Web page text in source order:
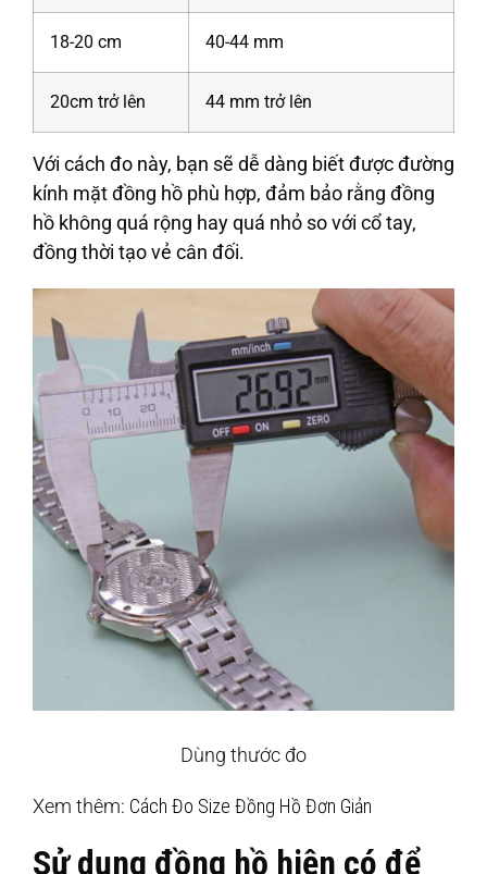
18-20 cm 40-44 mm
20cm trở lên 44 mm trở lên
Với cách đo này, bạn sẽ dễ dàng biết được đường
kính mặt đồng hồ phù hợp, đảm bảo rằng đồng
hồ không quá rộng hay quá nhỏ so với cổ tay,
đồng thời tạo vẻ cân đối.
Dùng thước đo
Xem thêm: Cách Đo Size Đồng Hồ Đơn Giản
Sử dụng đồng hồ hiện có để